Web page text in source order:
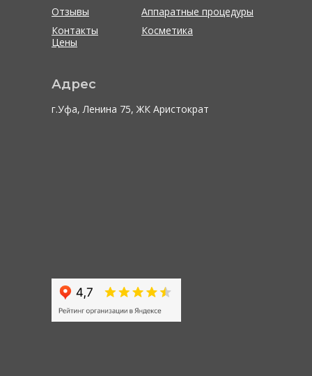
Отзывы
Цены
Контакты
Аппаратные процедуры
Косметика
Адрес
г.Уфа, Ленина 75, ЖК Аристократ